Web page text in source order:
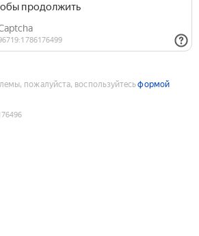
пожалуйста, воспользуйтесьформой